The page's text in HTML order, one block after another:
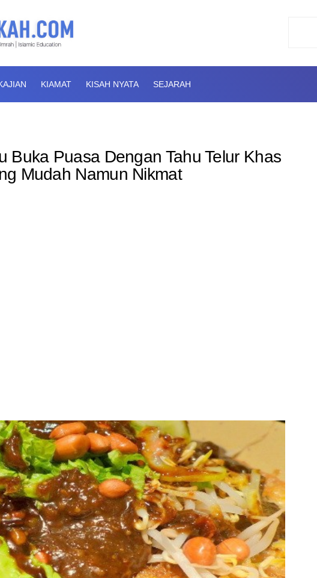
KIAMAT KISAH NYATA SEJARAH
Buka Puasa Dengan Tahu Telur Khas
Mudah Namun Nikmat